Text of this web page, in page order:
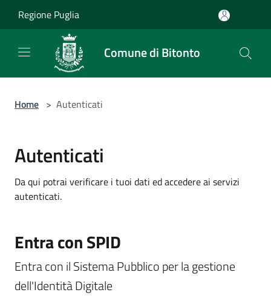
Regione Puglia
Comune di Bitonto
Home > Autenticati
Autenticati
Da qui potrai verificare i tuoi dati ed accedere ai servizi
autenticati.
Entra con SPID
Entra con il Sistema Pubblico per la gestione
dell'Identità Digitale